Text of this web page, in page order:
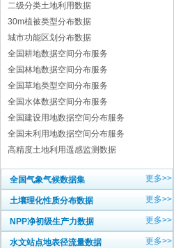
二级分类土地利用数据
30m植被类型分布数据
城市功能区划分布数据
全国耕地数据空间分布服务
全国林地数据空间分布服务
全国草地类型空间分布服务
全国水体数据空间分布服务
全国建设用地数据空间分布服务
全国未利用地数据空间分布服务
高精度土地利用遥感监测数据
全国气象气候数据集 更多>>
土壤理化性质分布数据 更多>>
NPP净初级生产力数据 更多>>
水文站点地表径流量数据 更多>>